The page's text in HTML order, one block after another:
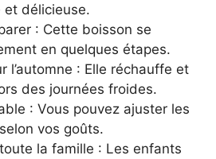
et délicieuse.
: Cette boisson se
en quelques étapes.
l’automne : Elle réchauffe et
des journées froides.
: Vous pouvez ajuster les
vos goûts.
la famille : Les enfants